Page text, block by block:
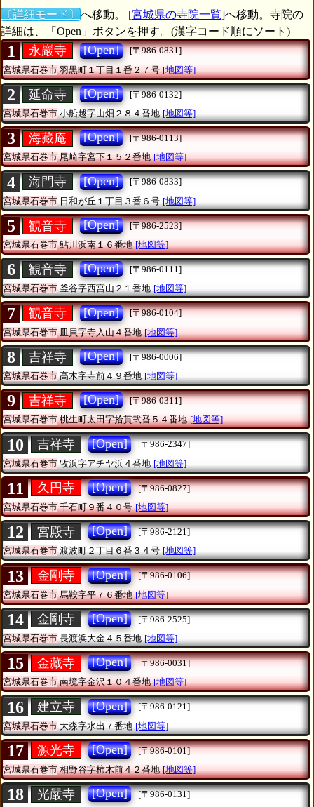
〔詳細モード〕 へ移動。 [宮城県の寺院一覧]へ移動。寺院の
詳細は、「Open」ボタンを押す。(漢字コード順にソート)
1 永巖寺 [Open]
[〒986-0831]
宮城県石巻市羽黒町１丁目１番２７号 [地図等]
2 延命寺 [Open]
[〒986-0132]
宮城県石巻市小船越字山畑２８４番地 [地図等]
3 海藏庵 [Open]
[〒986-0113]
宮城県石巻市尾崎字宮下１５２番地 [地図等]
4 海門寺 [Open]
[〒986-0833]
宮城県石巻市 日和が丘１丁目３番６号 [地図等]
5 観音寺 [Open]
[〒986-2523]
宮城県石巻市鮎川浜南１６番地 [地図等]
6 観音寺 [Open]
[〒986-0111]
宮城県石巻市釜谷字西宮山２１番地 [地図等]
7 観音寺 [Open]
[〒986-0104]
宮城県石巻市皿貝字寺入山４番地 [地図等]
8 吉祥寺 [Open]
[〒986-0006]
宮城県石巻市高木字寺前４９番地 [地図等]
9 吉祥寺 [Open]
[〒986-0311]
宮城県石巻市桃生町太田字拾貫弐番５４番地 [地図等]
10 吉祥寺 [Open]
[〒986-2347]
宮城県石巻市 牧浜字アチヤ浜４番地 [地図等]
11 久円寺 [Open]
[〒986-0827]
宮城県石巻市千石町９番４０号 [地図等]
12 宮殿寺 [Open]
[〒986-2121]
宮城県石巻市渡波町２丁目６番３４号 [地図等]
13 金剛寺 [Open]
[〒986-0106]
宮城県石巻市馬鞍字平７６番地 [地図等]
14 金剛寺 [Open]
[〒986-2525]
宮城県石巻市 長渡浜大金４５番地 [地図等]
15 金藏寺 [Open]
[〒986-0031]
宮城県石巻市南境字金沢１０４番地 [地図等]
16 建立寺 [Open]
[〒986-0121]
宮城県石巻市 大森字水出７番地 [地図等]
17 源光寺 [Open]
[〒986-0101]
宮城県石巻市相野谷字柿木前４２番地 [地図等]
18 光嚴寺 [Open]
[〒986-0131]